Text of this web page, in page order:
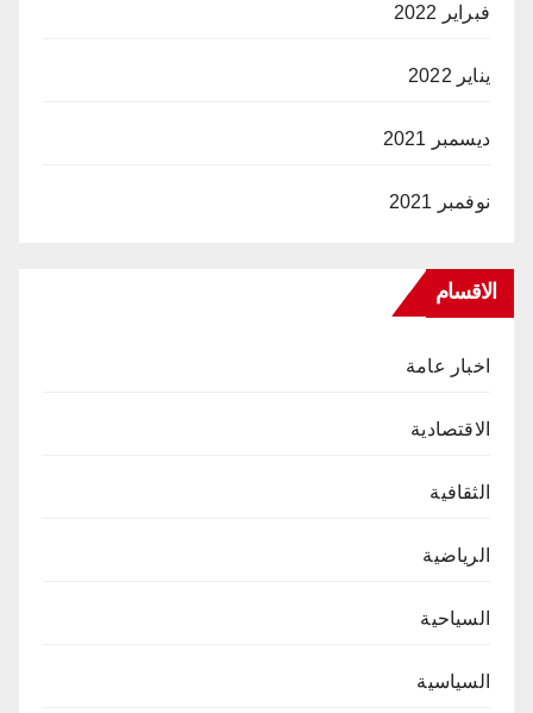
فبراير 2022
يناير 2022
ديسمبر 2021
نوفمبر 2021
الاقسام
اخبار عامة
الاقتصادية
الثقافية
الرياضية
السياحية
السياسية